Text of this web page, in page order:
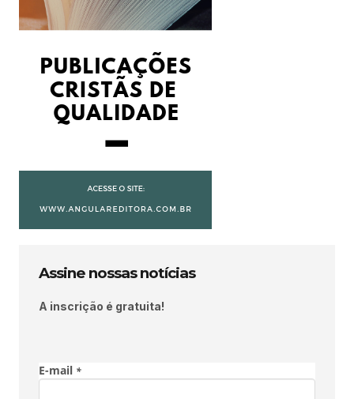
Assine nossas notícias
A inscrição é gratuita!